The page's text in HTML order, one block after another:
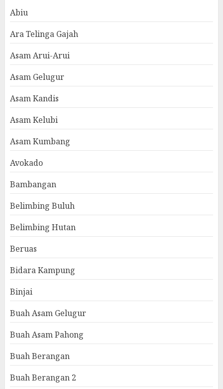
Abiu
Ara Telinga Gajah
Asam Arui-Arui
Asam Gelugur
Asam Kandis
Asam Kelubi
Asam Kumbang
Avokado
Bambangan
Belimbing Buluh
Belimbing Hutan
Beruas
Bidara Kampung
Binjai
Buah Asam Gelugur
Buah Asam Pahong
Buah Berangan
Buah Berangan 2